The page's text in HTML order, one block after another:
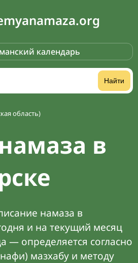
календарь
Найти
область)
в
намаза в
и на текущий месяц
— определяется согласно
мазхабу и методу